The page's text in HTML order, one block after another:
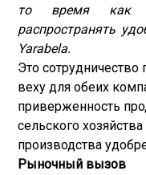
то время как
распространять
Yarabela.
Это
веху для обеих
приверженность
сельского
производства
Рыночный вызов